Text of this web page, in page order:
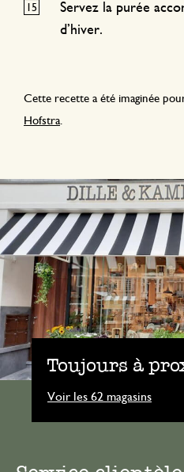
Servez la purée
d’hiver.
Cette recette a été imaginée
Hofstra.
Toujours à
Voir les 62 magasins